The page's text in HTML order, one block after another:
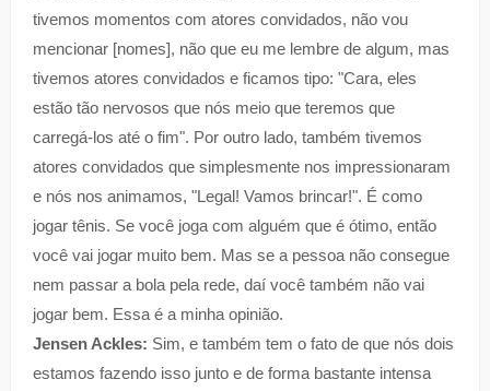
tivemos momentos com atores convidados, não vou
mencionar [nomes], não que eu me lembre de algum, mas
tivemos atores convidados e ficamos tipo: "Cara, eles
estão tão nervosos que nós meio que teremos que
carregá-los até o fim". Por outro lado, também tivemos
atores convidados que simplesmente nos impressionaram
e nós nos animamos, "Legal! Vamos brincar!". É como
jogar tênis. Se você joga com alguém que é ótimo, então
você vai jogar muito bem. Mas se a pessoa não consegue
nem passar a bola pela rede, daí você também não vai
jogar bem. Essa é a minha opinião.
Jensen Ackles: Sim, e também tem o fato de que nós dois
estamos fazendo isso junto e de forma bastante intensa